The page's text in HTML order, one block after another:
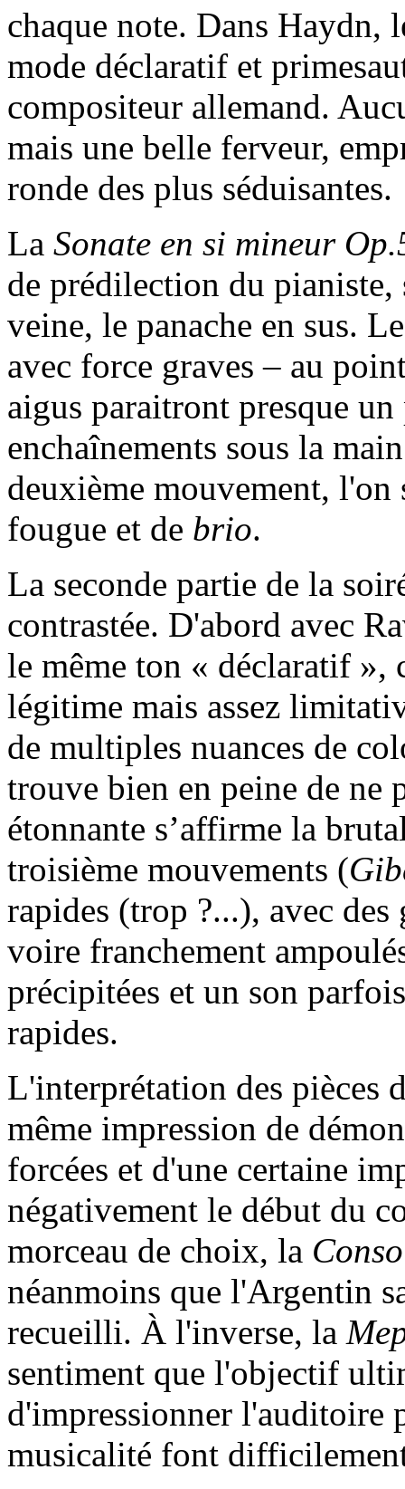
chaque note. Dans Haydn,
mode déclaratif et
compositeur allemand.
mais une belle ferveur,
ronde des plus séduisantes.
La Sonate en si mineur
de prédilection du pianiste,
veine, le panache en sus.
avec force graves – au
aigus paraitront presque
enchaînements sous la
deuxième mouvement, l'on
fougue et de brio.
La seconde partie de la
contrastée. D'abord avec
le même ton « déclaratif »,
légitime mais assez
de multiples nuances de
trouve bien en peine de ne
étonnante s’affirme la
troisième mouvements (
rapides (trop ?...), avec des
voire franchement
précipitées et un son
rapides.
L'interprétation des pièces
même impression de
forcées et d'une certaine
négativement le début du
morceau de choix, la
néanmoins que l'Argentin
recueilli. À l'inverse, la
sentiment que l'objectif
d'impressionner l'auditoire
musicalité font